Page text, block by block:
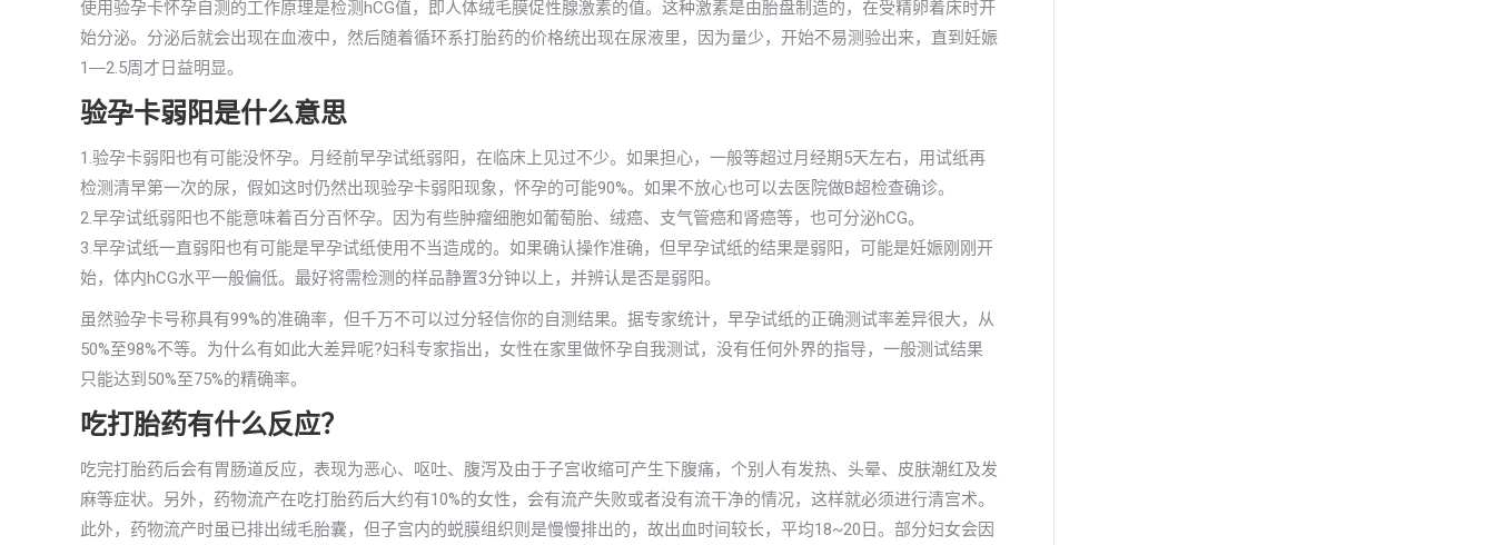
使用验孕卡怀孕自测的工作原理是检测hCG值，即人体绒毛膜促性腺激素的值。这种激素是由胎盘制造的，在受精卵着床时开
始分泌。分泌后就会出现在血液中，然后随着循环系打胎药的价格统出现在尿液里，因为量少，开始不易测验出来，直到妊娠
1―2.5周才日益明显。
验孕卡弱阳是什么意思
1.验孕卡弱阳也有可能没怀孕。月经前早孕试纸弱阳，在临床上见过不少。如果担心，一般等超过月经期5天左右，用试纸再
检测清早第一次的尿，假如这时仍然出现验孕卡弱阳现象，怀孕的可能90%。如果不放心也可以去医院做B超检查确诊。
2.早孕试纸弱阳也不能意味着百分百怀孕。因为有些肿瘤细胞如葡萄胎、绒癌、支气管癌和肾癌等，也可分泌hCG。
3.早孕试纸一直弱阳也有可能是早孕试纸使用不当造成的。如果确认操作准确，但早孕试纸的结果是弱阳，可能是妊娠刚刚开
始，体内hCG水平一般偏低。最好将需检测的样品静置3分钟以上，并辨认是否是弱阳。
虽然验孕卡号称具有99%的准确率，但千万不可以过分轻信你的自测结果。据专家统计，早孕试纸的正确测试率差异很大，从
50%至98%不等。为什么有如此大差异呢?妇科专家指出，女性在家里做怀孕自我测试，没有任何外界的指导，一般测试结果
只能达到50%至75%的精确率。
吃打胎药有什么反应？
吃完打胎药后会有胃肠道反应，表现为恶心、呕吐、腹泻及由于子宫收缩可产生下腹痛，个别人有发热、头晕、皮肤潮红及发
麻等症状。另外，药物流产在吃打胎药后大约有10%的女性，会有流产失败或者没有流干净的情况，这样就必须进行清宫术。
此外，药物流产时虽已排出绒毛胎囊，但子宫内的蜕膜组织则是慢慢排出的，故出血时间较长，平均18~20日。部分妇女会因